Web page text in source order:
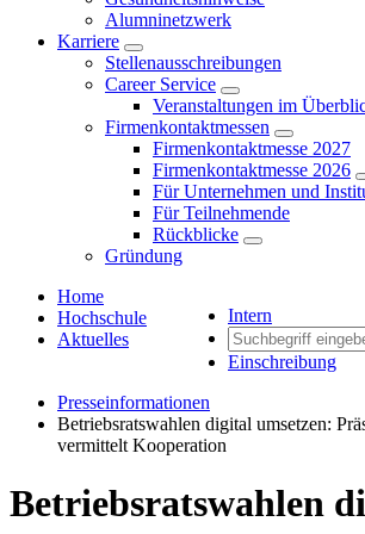
Alumninetzwerk
Karriere
Stellenausschreibungen
Career Service
Veranstaltungen im
Firmenkontaktmessen
Firmenkontaktmesse 2027
Firmenkontaktmesse 2026
Für Unternehmen und
Für Teilnehmende
Rückblicke
Gründung
Intern
Einschreibung
Home
Hochschule
Aktuelles
Presseinformationen
Betriebsratswahlen digital umsetzen:
vermittelt Kooperation
Betriebsratswahlen